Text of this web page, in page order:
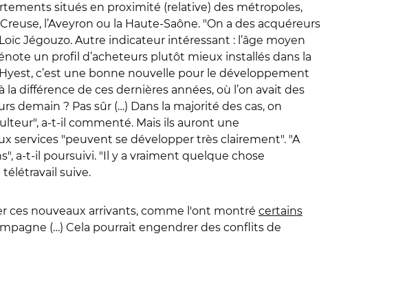
situés en proximité (relative) des métropoles,
l’Aveyron ou la Haute-Saône. "On a des acquéreurs
Jégouzo. Autre indicateur intéressant : l’âge moyen
un profil d’acheteurs plutôt mieux installés dans la
c’est une bonne nouvelle pour le développement
différence de ces dernières années, où l’on avait des
demain ? Pas sûr (…) Dans la majorité des cas, on
a-t-il commenté. Mais ils auront une
services "peuvent se développer très clairement". "A
a-t-il poursuivi. "Il y a vraiment quelque chose
télétravail suive.
ces nouveaux arrivants, comme l'ont montré certains
(…) Cela pourrait engendrer des conflits de